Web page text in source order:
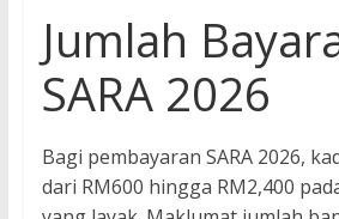
Jumlah
SARA 2026
Bagi pembayaran SARA 2026,
dari RM600 hingga RM2,400